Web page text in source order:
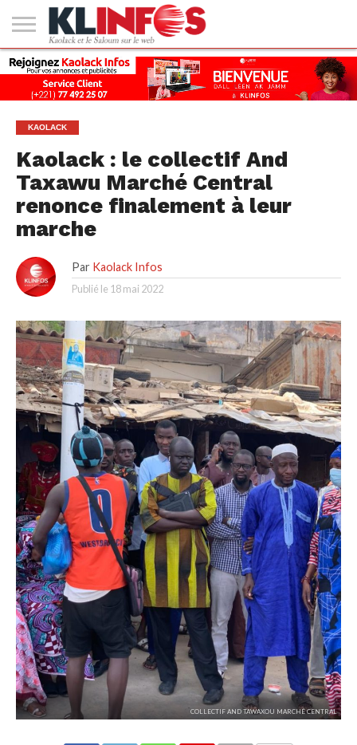
#2
(PAS
DE
TITRE)
KAOLACK
POLITIQUE
ECONOMIE
SOCIÉTÉ
CULTURE
PEOPLE
SPORT
SANTÉ
AFRIQUE
INTERNATIONAL
EMPLOI &
FORMATION
KAOLACK
Kaolack : le collectif And
Taxawu Marché Central
renonce finalement à leur
marche
Par Kaolack Infos
Publié le 18 mai 2022
COLLECTIF AND TAWAXOU MARCHÉ CENTRAL